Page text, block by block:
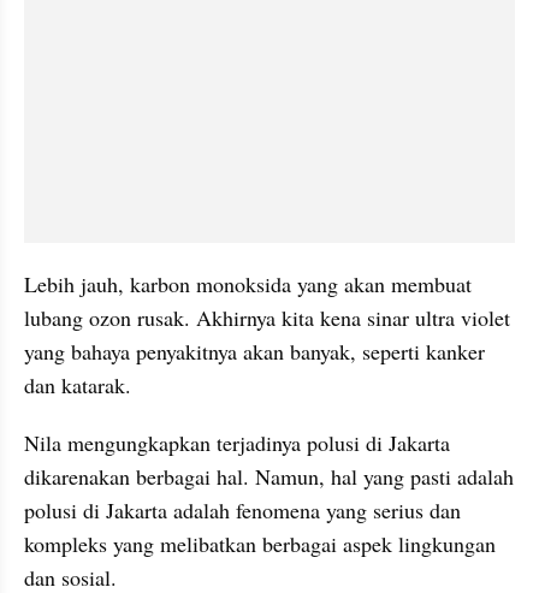
Lebih jauh, karbon monoksida yang akan membuat
lubang ozon rusak. Akhirnya kita kena sinar ultra violet
yang bahaya penyakitnya akan banyak, seperti kanker
dan katarak.
Nila mengungkapkan terjadinya polusi di Jakarta
dikarenakan berbagai hal. Namun, hal yang pasti adalah
polusi di Jakarta adalah fenomena yang serius dan
kompleks yang melibatkan berbagai aspek lingkungan
dan sosial.